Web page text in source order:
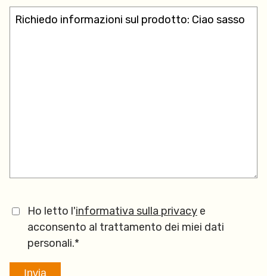
Ho letto l'informativa sulla privacy e
acconsento al trattamento dei miei dati
personali.*